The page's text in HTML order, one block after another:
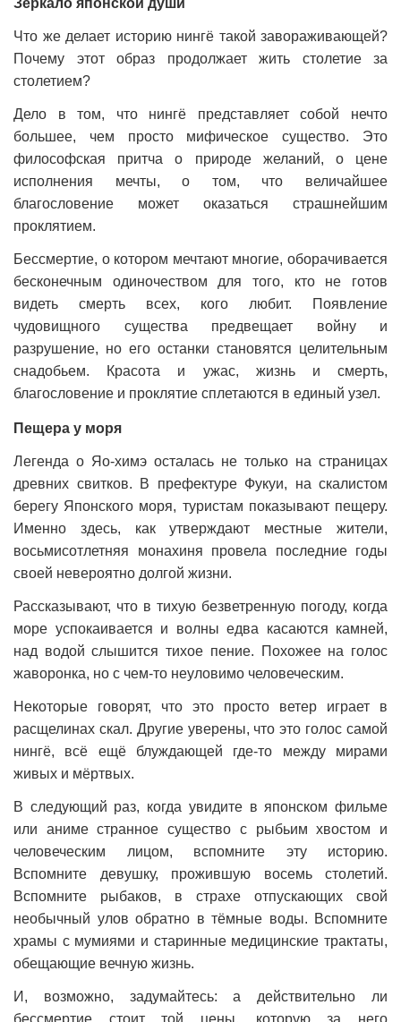
Зеркало японской души
Что же делает историю нингё такой завораживающей?
Почему этот образ продолжает жить столетие за
столетием?
Дело в том, что нингё представляет собой нечто
большее, чем просто мифическое существо. Это
философская притча о природе желаний, о цене
исполнения мечты, о том, что величайшее
благословение может оказаться страшнейшим
проклятием.
Бессмертие, о котором мечтают многие, оборачивается
бесконечным одиночеством для того, кто не готов
видеть смерть всех, кого любит. Появление
чудовищного существа предвещает войну и
разрушение, но его останки становятся целительным
снадобьем. Красота и ужас, жизнь и смерть,
благословение и проклятие сплетаются в единый узел.
Пещера у моря
Легенда о Яо-химэ осталась не только на страницах
древних свитков. В префектуре Фукуи, на скалистом
берегу Японского моря, туристам показывают пещеру.
Именно здесь, как утверждают местные жители,
восьмисотлетняя монахиня провела последние годы
своей невероятно долгой жизни.
Рассказывают, что в тихую безветренную погоду, когда
море успокаивается и волны едва касаются камней,
над водой слышится тихое пение. Похожее на голос
жаворонка, но с чем-то неуловимо человеческим.
Некоторые говорят, что это просто ветер играет в
расщелинах скал. Другие уверены, что это голос самой
нингё, всё ещё блуждающей где-то между мирами
живых и мёртвых.
В следующий раз, когда увидите в японском фильме
или аниме странное существо с рыбьим хвостом и
человеческим лицом, вспомните эту историю.
Вспомните девушку, прожившую восемь столетий.
Вспомните рыбаков, в страхе отпускающих свой
необычный улов обратно в тёмные воды. Вспомните
храмы с мумиями и старинные медицинские трактаты,
обещающие вечную жизнь.
И, возможно, задумайтесь: а действительно ли